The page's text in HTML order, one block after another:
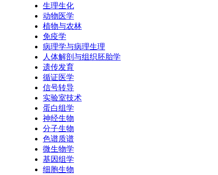
生理生化
动物医学
植物与农林
免疫学
病理学与病理生理
人体解剖与组织胚胎学
遗传发育
循证医学
信号转导
实验室技术
蛋白组学
神经生物
分子生物
色谱质谱
微生物学
基因组学
细胞生物